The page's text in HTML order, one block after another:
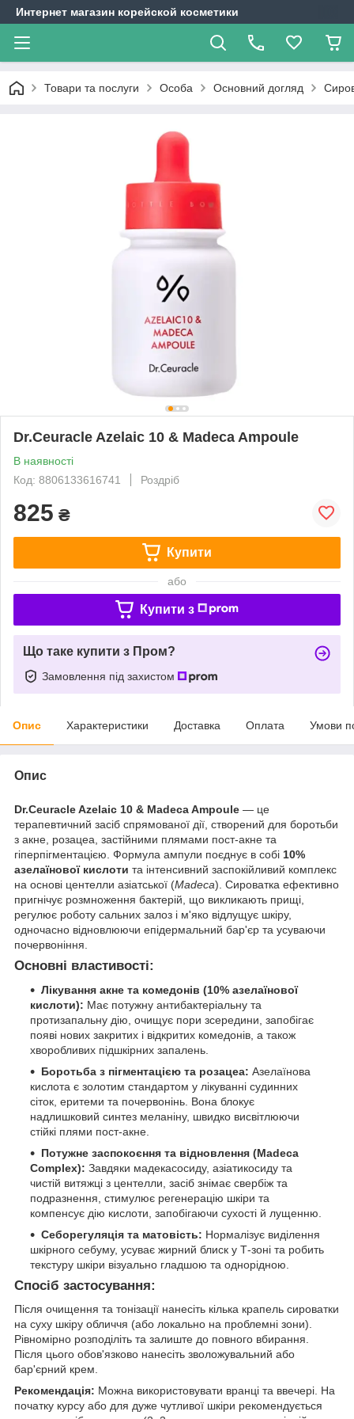
Интернет магазин корейской косметики
Товари та послуги Особа Основний догляд
Dr.Ceuracle Azelaic 10 & Madeca Ampoule
В наявності
Код: 8806133616741
Роздріб
825 ₴
Купити
або
Купити з
Що таке купити з Пром?
Замовлення під захистом
Опис Характеристики Доставка Оплата Умови
Опис
Dr.Ceuracle Azelaic 10 & Madeca Ampoule — це
терапевтичний засіб спрямованої дії, створений для боротьби
з акне, розацеа, застійними плямами пост-акне та
гіперпігментацією. Формула ампули поєднує в собі 10%
азелаїнової кислоти та інтенсивний заспокійливий комплекс
на основі центелли азіатської (Madeca). Сироватка ефективно
пригнічує розмноження бактерій, що викликають прищі,
регулює роботу сальних залоз і м'яко відлущує шкіру,
одночасно відновлюючи епідермальний бар'єр та усуваючи
почервоніння.
Основні властивості:
Лікування акне та комедонів (10% азелаїнової
кислоти): Має потужну антибактеріальну та
протизапальну дію, очищує пори зсередини, запобігає
появі нових закритих і відкритих комедонів, а також
хворобливих підшкірних запалень.
Боротьба з пігментацією та розацеа: Азелаїнова
кислота є золотим стандартом у лікуванні судинних
сіток, еритеми та почервонінь. Вона блокує
надлишковий синтез меланіну, швидко висвітлюючи
стійкі плями пост-акне.
Потужне заспокоєння та відновлення (Madeca
Complex): Завдяки мадекасосиду, азіатикосиду та
чистій витяжці з центелли, засіб знімає свербіж та
подразнення, стимулює регенерацію шкіри та
компенсує дію кислоти, запобігаючи сухості й лущенню.
Себорегуляція та матовість: Нормалізує виділення
шкірного себуму, усуває жирний блиск у Т-зоні та робить
текстуру шкіри візуально гладшою та однорідною.
Спосіб застосування:
Після очищення та тонізації нанесіть кілька крапель сироватки
на суху шкіру обличчя (або локально на проблемні зони).
Рівномірно розподіліть та залиште до повного вбирання.
Після цього обов'язково нанесіть зволожувальний або
бар'єрний крем.
Рекомендація: Можна використовувати вранці та ввечері. На
початку курсу або для дуже чутливої шкіри рекомендується